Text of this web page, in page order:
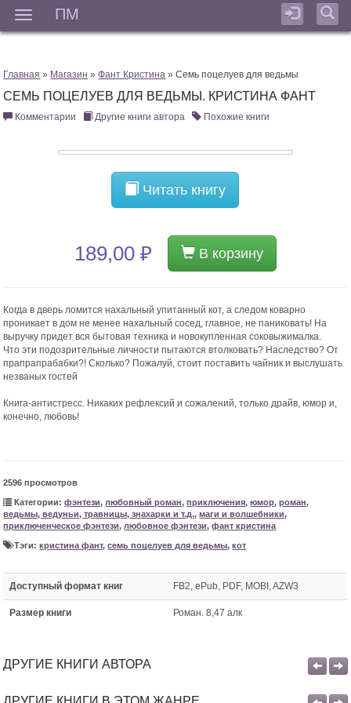
ПМ
Главная » Магазин »Фант Кристина » Семь поцелуев для ведьмы
СЕМЬ ПОЦЕЛУЕВ ДЛЯ ВЕДЬМЫ. КРИСТИНА ФАНТ
Комментарии Другие книги автора Похожие книги
Читать книгу
189,00 ₽ В корзину
Когда в дверь ломится нахальный упитанный кот, а следом коварно
проникает в дом не менее нахальный сосед, главное, не паниковать! На
выручку придет вся бытовая техника и новокупленная соковыжималка.
Что эти подозрительные личности пытаются втолковать? Наследство? От
прапрапрабабки?! Сколько? Пожалуй, стоит поставить чайник и выслушать
незваных гостей
Книга-антистресс. Никаких рефлексий и сожалений, только драйв, юмор и,
конечно, любовь!
2596 просмотров
Категории:фэнтези, любовный роман,приключения,юмор,роман,
ведьмы, ведуньи, травницы, знахарки и т.д.,маги и волшебники,
приключенческое фэнтези, любовное фэнтези,фант кристина
Тэги:кристина фант,семь поцелуев для ведьмы,кот
Доступный формат книг FB2, ePub, PDF, MOBI, AZW3
Размер книги Роман. 8,47 алк
ДРУГИЕ КНИГИ АВТОРА